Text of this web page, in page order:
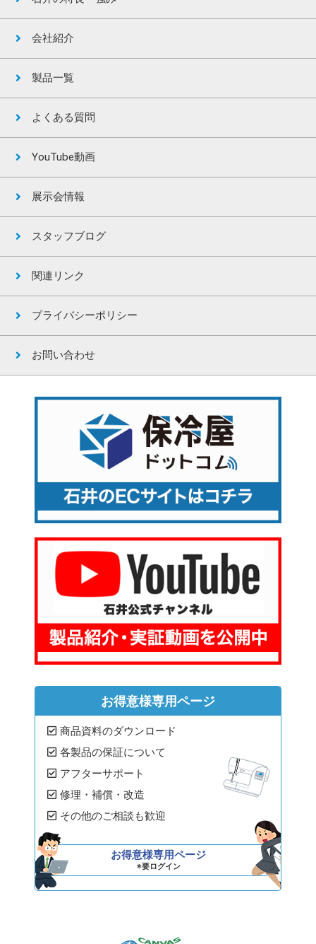
会社紹介
製品一覧
よくある質問
YouTube動画
展示会情報
スタッフブログ
関連リンク
プライバシーポリシー
お問い合わせ
お得意様専用ページ
商品資料のダウンロード
各製品の保証について
アフターサポート
修理・補償・改造
その他のご相談も歓迎
お得意様専用ページ
※要ログイン